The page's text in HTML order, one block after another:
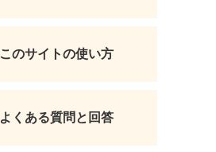
このサイトの使い方
よくある質問と回答